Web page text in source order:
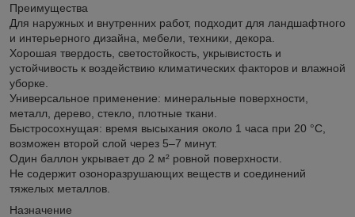
Преимущества
Для наружных и внутренних работ, подходит для ландшафтного
и интерьерного дизайна, мебели, техники, декора.
Хорошая твердость, светостойкость, укрывистость и
устойчивость к воздействию климатических факторов и влажной
уборке.
Универсальное применение: минеральные поверхности,
металл, дерево, стекло, плотные ткани.
Быстросохнущая: время высыхания около 1 часа при 20 °C,
возможен второй слой через 5–7 минут.
Один баллон укрывает до 2 м² ровной поверхности.
Не содержит озоноразрушающих веществ и соединений
тяжелых металлов.
Назначение